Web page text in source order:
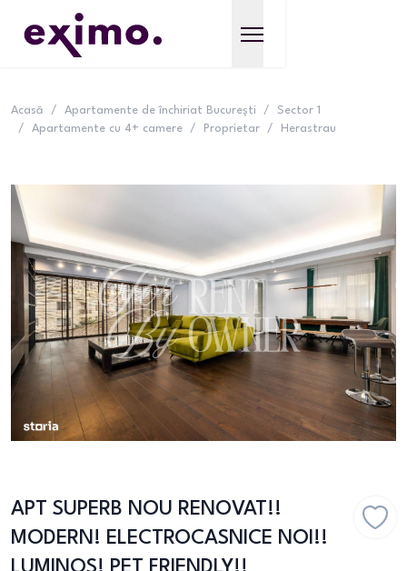
Acasă / Apartamente de închiriat București /
Sector 1
/
Apartamente cu 4+ camere / Proprietar / Herastrau
APT SUPERB NOU RENOVAT!!
MODERN! ELECTROCASNICE NOI!!